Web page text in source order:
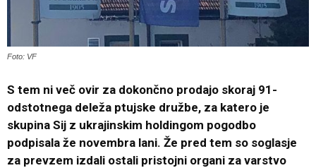
Foto: VF
S tem ni več ovir za dokončno prodajo skoraj 91-
odstotnega deleža ptujske družbe, za katero je
skupina Sij z ukrajinskim holdingom pogodbo
podpisala že novembra lani. Že pred tem so soglasje
za prevzem izdali ostali pristojni organi za varstvo